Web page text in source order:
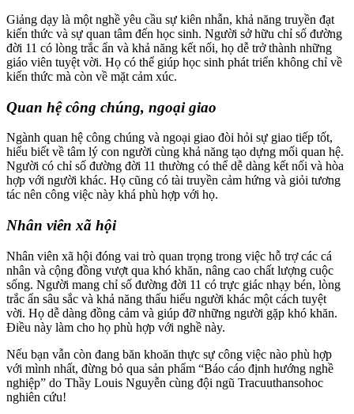
Giảng dạy là một nghề yêu cầu sự kiên nhẫn, khả năng truyền đạt
kiến thức và sự quan tâm đến học sinh. Người sở hữu chỉ số đường
đời 11 có lòng trắc ẩn và khả năng kết nối, họ dễ trở thành những
giáo viên tuyệt vời. Họ có thể giúp học sinh phát triển không chỉ về
kiến thức mà còn về mặt cảm xúc.
Quan hệ công chúng, ngoại giao
Ngành quan hệ công chúng và ngoại giao đòi hỏi sự giao tiếp tốt,
hiểu biết về tâm lý con người cùng khả năng tạo dựng mối quan hệ.
Người có chỉ số đường đời 11 thường có thể dễ dàng kết nối và hòa
hợp với người khác. Họ cũng có tài truyền cảm hứng và giỏi tương
tác nên công việc này khá phù hợp với họ.
Nhân viên xã hội
Nhân viên xã hội đóng vai trò quan trọng trong việc hỗ trợ các cá
nhân và cộng đồng vượt qua khó khăn, nâng cao chất lượng cuộc
sống. Người mang chỉ số đường đời 11 có trực giác nhạy bén, lòng
trắc ẩn sâu sắc và khả năng thấu hiểu người khác một cách tuyệt
vời. Họ dễ dàng đồng cảm và giúp đỡ những người gặp khó khăn.
Điều này làm cho họ phù hợp với nghề này.
Nếu bạn vẫn còn đang băn khoăn thực sự công việc nào phù hợp
với mình nhất, đừng bỏ qua sản phẩm “Báo cáo định hướng nghề
nghiệp” do Thầy Louis Nguyễn cùng đội ngũ Tracuuthansohoc
nghiên cứu!